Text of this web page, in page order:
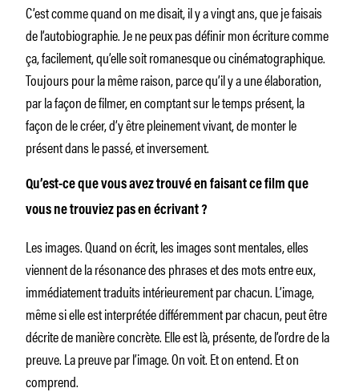
C’est comme quand on me disait, il y a vingt ans, que je faisais
de l’autobiographie. Je ne peux pas définir mon écriture comme
ça, facilement, qu’elle soit romanesque ou cinématographique.
Toujours pour la même raison, parce qu’il y a une élaboration,
par la façon de filmer, en comptant sur le temps présent, la
façon de le créer, d’y être pleinement vivant, de monter le
présent dans le passé, et inversement.
Qu’est-ce que vous avez trouvé en faisant ce film que
vous ne trouviez pas en écrivant ?
Les images. Quand on écrit, les images sont mentales, elles
viennent de la résonance des phrases et des mots entre eux,
immédiatement traduits intérieurement par chacun. L’image,
même si elle est interprétée différemment par chacun, peut être
décrite de manière concrète. Elle est là, présente, de l’ordre de la
preuve. La preuve par l’image. On voit. Et on entend. Et on
comprend.